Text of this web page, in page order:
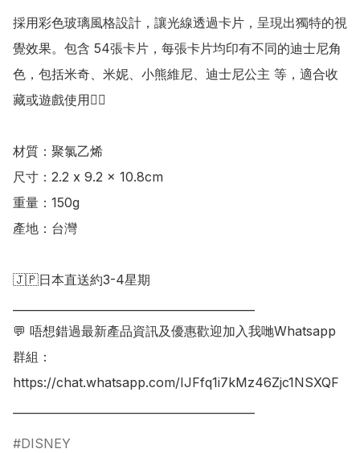
採用彩色玻璃風格設計，讓光線透過卡片，呈現出獨特的視
覺效果。包含 54張卡片，每張卡片均印有不同的迪士尼角
色，包括米奇、米妮、小熊維尼、迪士尼公主 等，適合收
藏或遊戲使用👍🏻
材質：聚氯乙烯
尺寸：2.2 x 9.2 x 10.8cm
重量：150g
產地：台灣
🇯🇵日本直送約3-4星期
💬 唔想錯過最新產品資訊及優惠歡迎加入我哋Whatsapp
群組：
https://chat.whatsapp.com/IJFfq1i7kMz46Zjc1NSXQF
DISNEY